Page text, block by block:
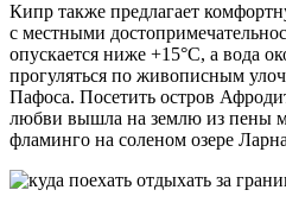
Кипр также предлагает
с местными
опускается ниже +15°C, а вода
прогуляться по живописным
Пафоса. Посетить остров
любви вышла на землю из пены
фламинго на соленом озере